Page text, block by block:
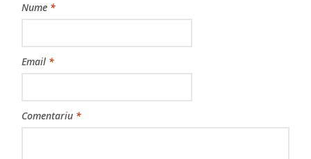
Nume *
Email *
Comentariu *